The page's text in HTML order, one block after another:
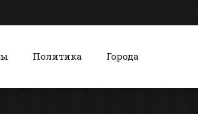
Политика Города